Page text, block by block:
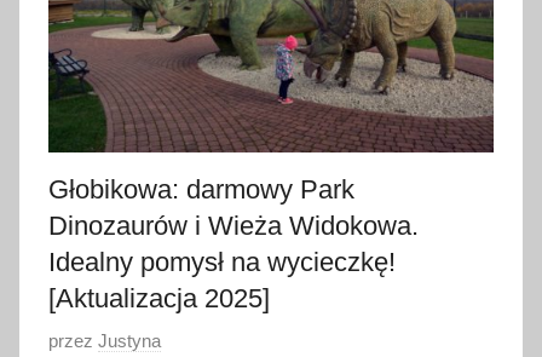
p
n
i
0
5
Głobikowa: darmowy Park
Dinozaurów i Wieża Widokowa.
Idealny pomysł na wycieczkę!
[Aktualizacja 2025]
O
przez Justyna